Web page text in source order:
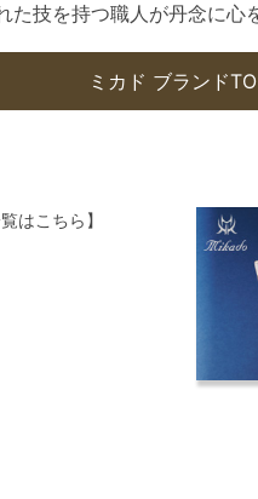
た技を持つ職人が丹念に心
ミカド ブランド
はこちら】